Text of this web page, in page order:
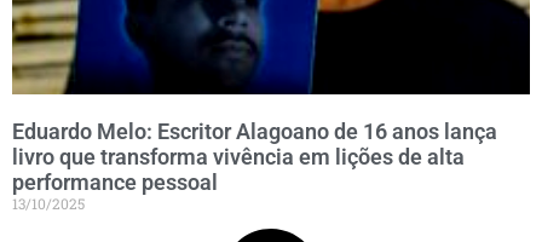
Eduardo Melo: Escritor Alagoano de 16 anos lança
livro que transforma vivência em lições de alta
performance pessoal
13/10/2025